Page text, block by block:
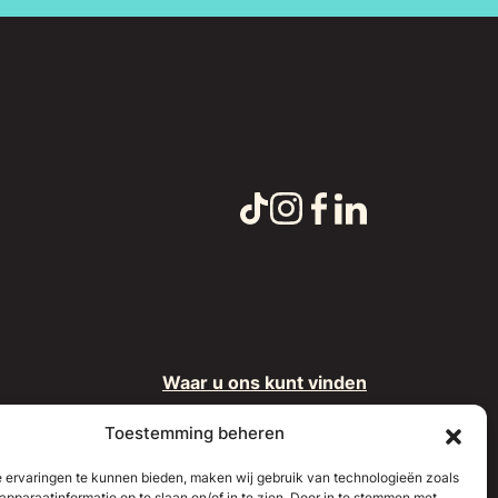
Toestemming beheren
ervaringen te kunnen bieden, maken wij gebruik van technologieën zoals
Waar u ons kunt vinden
Persartikelen
Neem contact op